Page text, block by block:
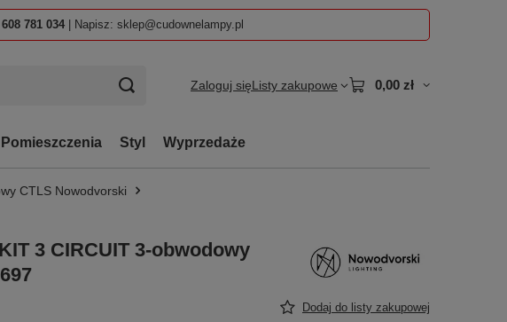
781 034 | Napisz: sklep@cudownelampy.pl
Zaloguj sięListy zakupowe 0,00 zł
Pomieszczenia Styl Wyprzedaże
CTLS Nowodvorski
3 CIRCUIT 3-obwodowy
Dodaj do listy zakupowej